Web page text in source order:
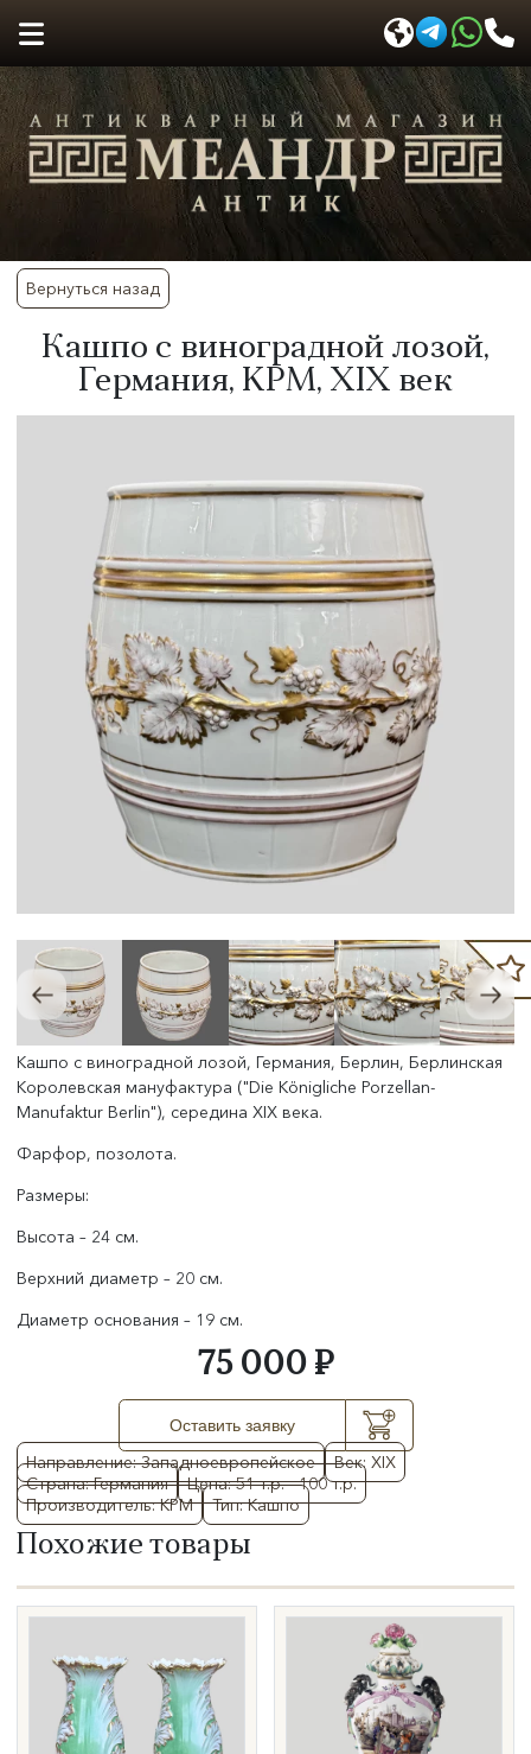
Вернуться назад
Кашпо с виноградной лозой,
Германия, KPM, XIX век
Направление: Западноевропейское
Век: XIX
Страна: Германия
Цена: 51 т.р. - 100 т.р.
Производитель: KPM
Тип: Кашпо
Кашпо с виноградной лозой, Германия, Берлин, Берлинская
Королевская мануфактура ("Die Königliche Porzellan-
Manufaktur Berlin"), середина XIX века.
Фарфор, позолота.
Размеры:
Высота – 24 см.
Верхний диаметр – 20 см.
Диаметр основания – 19 см.
75 000 ₽
Оставить заявку
Похожие товары